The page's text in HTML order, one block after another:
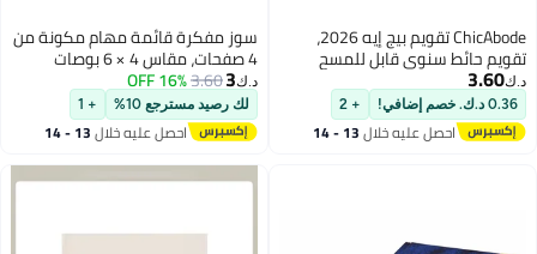
ChicAbode تقويم بيج إيه 2026،
تقويم حائط سنوي قابل للمسح
الجاف، تقويم كبير لمدة 12 شهرًا
مع قلم وملصقات ملونة، عملي
وممتع (بني)
د.ك‏3.60
0.36 د.ك. خصم إضافي! + 2
احصل عليه خلال 13 - 14
سوز مفكرة قائمة مهام مكونة من
4 صفحات، مقاس 4 × 6 بوصات
(إجمالي 200 ورقة)، ملاحظات لاصقة
ذاتية اللصق، مفكرة يومية للمهام
المنزلية والمكتبية والمدرسية،
للتخطيط والتذكير واللوازم
د.ك‏3
3.60
16% OFF
لك رصيد مسترجع 10% + 1
احصل عليه خلال 13 - 14